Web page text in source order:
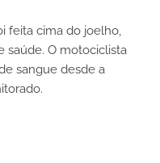
feita cima do joelho,
saúde. O motociclista
sangue desde a